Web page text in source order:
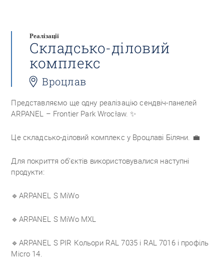
Реалізації
Складсько-діловий
комплекс
Вроцлав
Представляємо ще одну реалізацію сендвіч-панелей
ARPANEL – Frontier Park Wrocław. ✨
Це складсько-діловий комплекс у Вроцлаві Біляни. 💼
Для покриття об’єктів використовувалися наступні
продукти:
🔹ARPANEL S MiWo
🔹ARPANEL S MiWo MXL
🔹ARPANEL S PIR Кольори RAL 7035 і RAL 7016 і профіль
Micro 14.